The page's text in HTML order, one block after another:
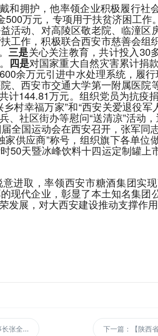
拥护，他率领企业积极履行社
500万元，专项用于扶贫济困工
活动、对高陵区敬老院、临潼区
工作，积极联合西安市慈善会组
三是关心关注教育，共计投入30
四是对国家重大自然灾害累计捐
余万元引进中水处理系统，履行
、西安市交通大学第一附属医
144.81万元。组织党员为抗疫捐
村幸福万家”和“西安关爱退役
、社区街办等慰问“送清凉”活动
全国运动会在西安召开，张军
供应商”称号，组织旗下各单
50天暨冰峰饮料十四运定制罐
进取，率领西安市糖酒集团实
现代企业，彰显了本土知名集
展，对大西安建设推动支撑作用
张全... 下一篇：【陕西